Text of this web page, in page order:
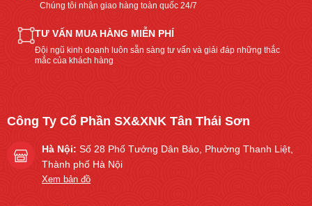
Chúng tôi nhận giao hàng toàn quốc 24/7
TƯ VẤN MUA HÀNG MIỄN PHÍ
Đội ngũ kinh doanh luôn sẵn sàng tư vấn và giải đáp những thắc
mắc của khách hàng
Công Ty Cổ Phần SX&XNK Tân Thái Sơn
Hà Nội: Số 28 Phố Tưởng Dân Bảo, Phường Thanh Liệt,
Thành phố Hà Nội
Xem bản đồ